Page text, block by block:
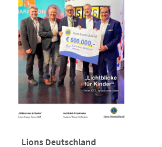
Lions Deutschland